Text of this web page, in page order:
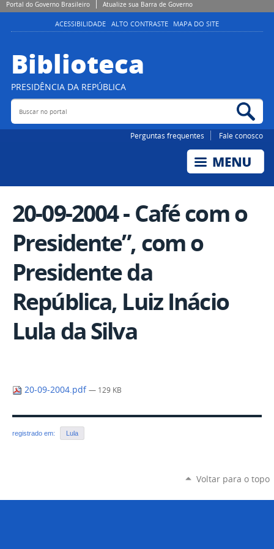
Portal do Governo Brasileiro Atualize sua Barra de Governo
ACESSIBILIDADE ALTO CONTRASTE MAPA DO SITE
Biblioteca
PRESIDÊNCIA DA REPÚBLICA
Buscar no portal
Perguntas frequentes Fale conosco
20-09-2004 - Café com o
Presidente”, com o
Presidente da
República, Luiz Inácio
Lula da Silva
20-09-2004.pdf — 129 KB
registrado em: Lula
Voltar para o topo